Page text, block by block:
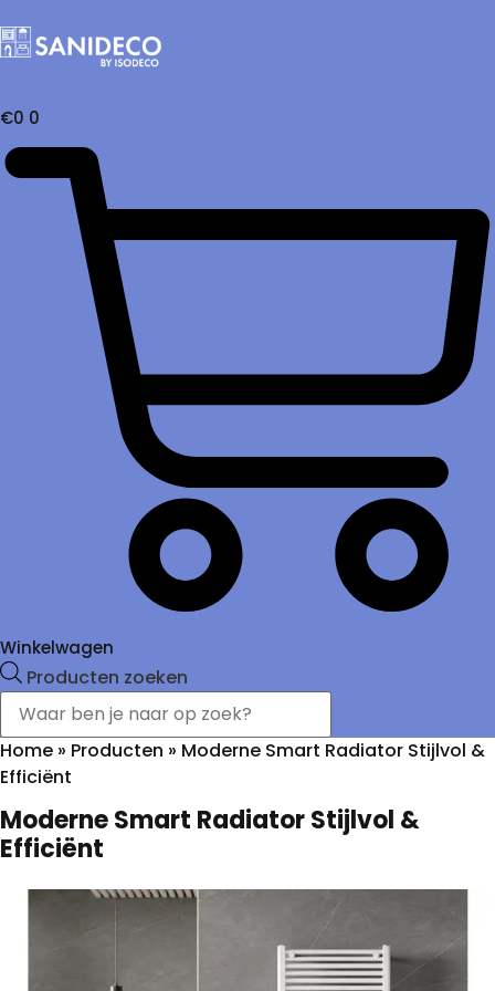
€0 0
Winkelwagen
Producten zoeken
Home » Producten » Moderne Smart Radiator Stijlvol &
Efficiënt
Moderne Smart Radiator Stijlvol &
Efficiënt